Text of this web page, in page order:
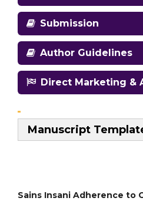
Submission
Author Guidelines
Direct Marketing &
Manuscript
Sains Insani Adherence to